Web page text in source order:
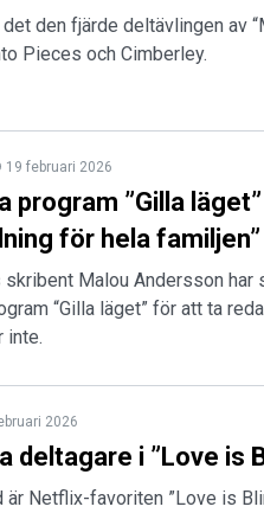
den fjärde deltävlingen av
Pieces och Cimberley.
19 februari 2026
program ”Gilla
för hela familjen”
Malou Andersson
“Gilla läget” för att ta
inte.
2026
deltagare i ”Love is
är Netflix-favoriten ”Love is